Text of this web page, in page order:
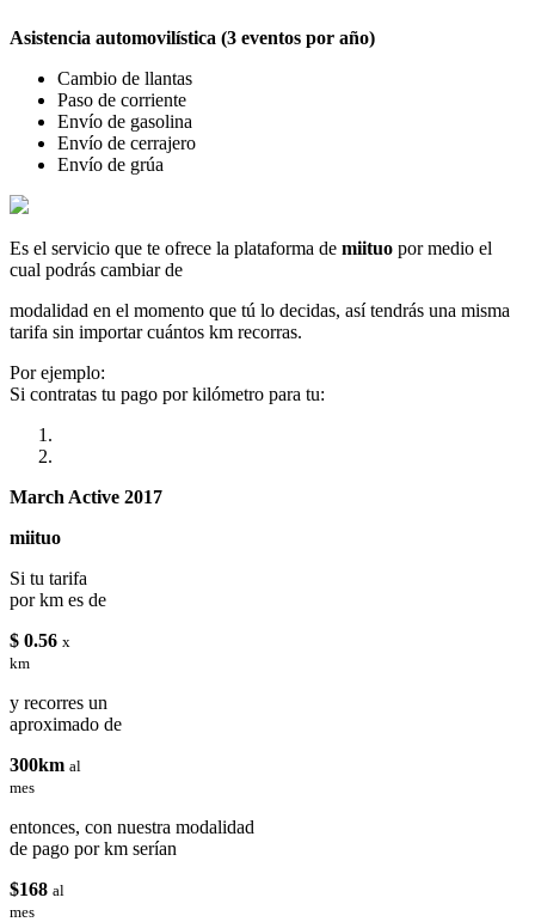
Asistencia automovilística (3 eventos por año)
Cambio de llantas
Paso de corriente
Envío de gasolina
Envío de cerrajero
Envío de grúa
Es el servicio que te ofrece la plataforma de miituo por medio el
cual podrás cambiar de
modalidad en el momento que tú lo decidas, así tendrás una misma
tarifa sin importar cuántos km recorras.
Por ejemplo:
Si contratas tu pago por kilómetro para tu:
March Active 2017
miituo
Si tu tarifa
por km es de
$ 0.56 x
km
y recorres un
aproximado de
300km al
mes
entonces, con nuestra modalidad
de pago por km serían
$168 al
mes